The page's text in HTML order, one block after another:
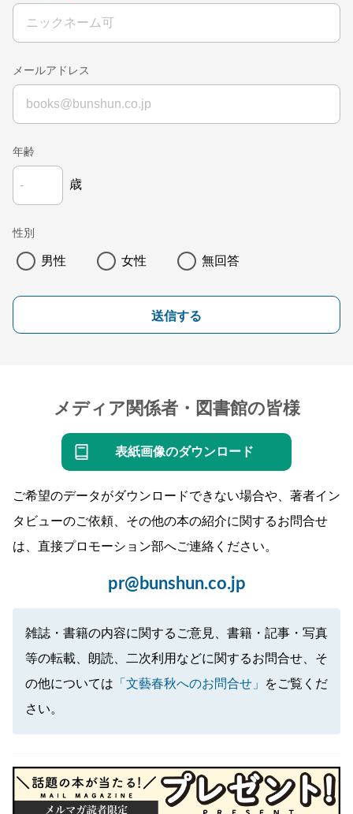
メールアドレス
年齢
歳
性別
男性 女性 無回答
送信する
メディア関係者・図書館の皆様
表紙画像のダウンロード
ご希望のデータがダウンロードできない場合や、著者イン
タビューのご依頼、その他の本の紹介に関するお問合せ
は、直接プロモーション部へご連絡ください。
pr@bunshun.co.jp
雑誌・書籍の内容に関するご意見、書籍・記事・写真
等の転載、朗読、二次利用などに関するお問合せ、そ
の他については 「文藝春秋へのお問合せ」
をご覧くだ
さい。